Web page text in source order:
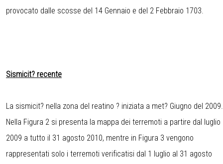
provocato dalle scosse del 14 Gennaio e del 2 Febbraio 1703.
Sismicit? recente
La sismicit? nella zona del reatino ? iniziata a met? Giugno del 2009.
Nella Figura 2 si presenta la mappa dei terremoti a partire dal luglio
2009 a tutto il 31 agosto 2010, mentre in Figura 3 vengono
rappresentati solo i terremoti verificatisi dal 1 luglio al 31 agosto